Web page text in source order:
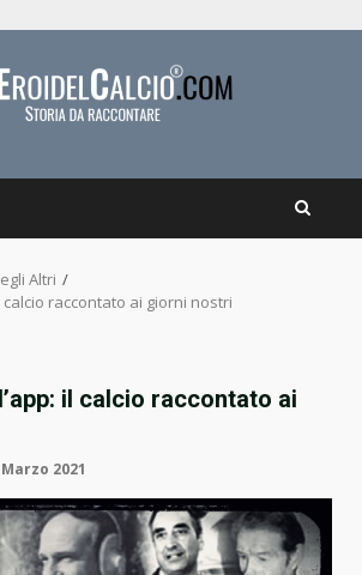
Altri
calcio raccontato ai giorni nostri
il calcio raccontato ai
2021